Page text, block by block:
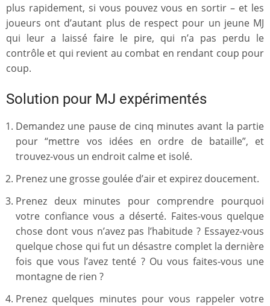
plus rapidement, si vous pouvez vous en sortir – et les
joueurs ont d’autant plus de respect pour un jeune MJ
qui leur a laissé faire le pire, qui n’a pas perdu le
contrôle et qui revient au combat en rendant coup pour
coup.
Solution pour MJ expérimentés
Demandez une pause de cinq minutes avant la partie
pour “mettre vos idées en ordre de bataille”, et
trouvez-vous un endroit calme et isolé.
Prenez une grosse goulée d’air et expirez doucement.
Prenez deux minutes pour comprendre pourquoi
votre confiance vous a déserté. Faites-vous quelque
chose dont vous n’avez pas l’habitude ? Essayez-vous
quelque chose qui fut un désastre complet la dernière
fois que vous l’avez tenté ? Ou vous faites-vous une
montagne de rien ?
Prenez quelques minutes pour vous rappeler votre